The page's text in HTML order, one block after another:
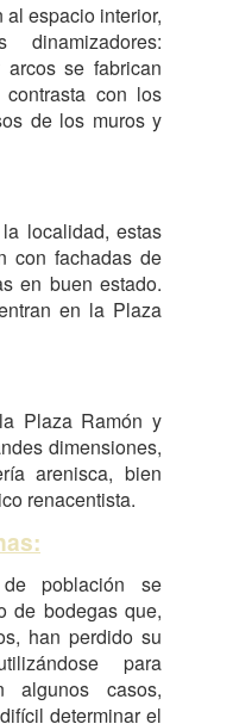
espacio interior,
arcos se fabrican
con los
de los muros y
localidad, estas
con fachadas de
en buen estado.
en la Plaza
Plaza Ramón y
dimensiones,
arenisca, bien
renacentista.
población se
de bodegas que,
han perdido su
para
algunos casos,
determinar el